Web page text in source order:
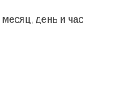
день и час